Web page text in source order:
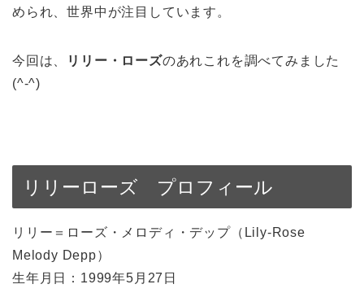
められ、世界中が注目しています。
今回は、 リリー・ローズのあれこれを調べてみました
(^-^)
リリーローズ プロフィール
リリー＝ローズ・メロディ・デップ（Lily-Rose
Melody Depp）
生年月日：1999年5月27日